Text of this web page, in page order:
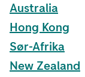
Australia
Hong Kong
Sør-Afrika
New Zealand